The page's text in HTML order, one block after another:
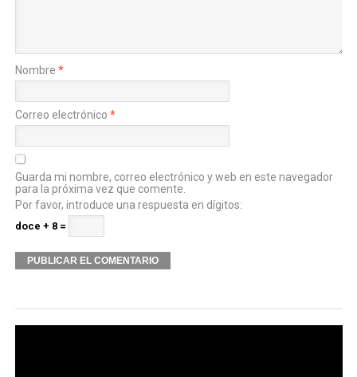
Nombre *
Correo electrónico *
Guarda mi nombre, correo electrónico y web en este navegador
para la próxima vez que comente.
Por favor, introduce una respuesta en dígitos:
doce + 8 =